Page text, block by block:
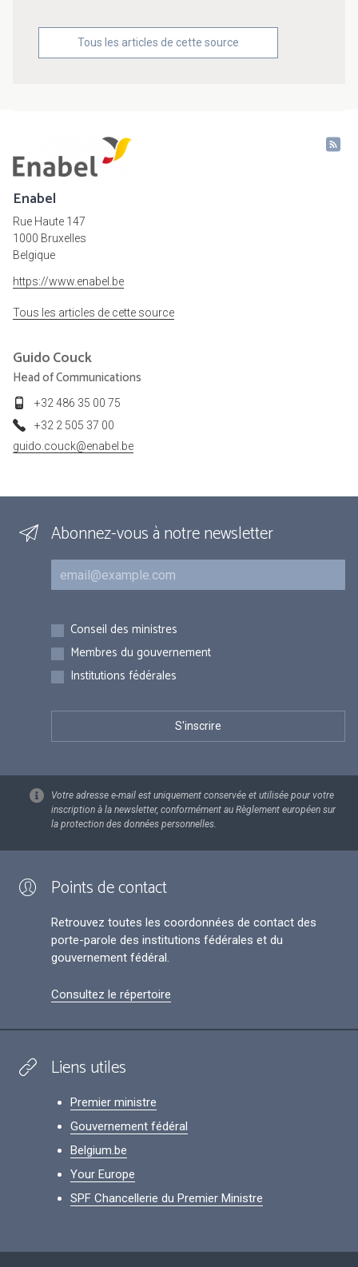
Tous les articles de cette source
Enabel
Rue Haute 147
1000 Bruxelles
Belgique
https://www.enabel.be
Tous les articles de cette source
GuidoCouck
Head of Communications
+32 486 35 00 75
+32 2 505 37 00
guido.couck@enabel.be
Abonnez-vous à notre newsletter
Courriel
Inscriptions
Conseil des ministres
Membres du gouvernement
Institutions fédérales
Votre adresse e-mail est uniquement conservée et utilisée pour votre
inscription à la newsletter, conformément au Règlement européen sur
la protection des données personnelles.
Points de contact
Retrouvez toutes les coordonnées de contact des
porte-parole des institutions fédérales et du
gouvernement fédéral.
Consultez le répertoire
Liens utiles
Premier ministre
Gouvernement fédéral
Belgium.be
Your Europe
SPF Chancellerie du Premier Ministre